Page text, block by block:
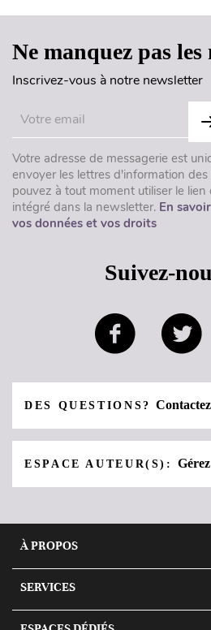
Ne manquez pas les
Inscrivez-vous à notre newsletter
Votre adresse de messagerie est
envoyer les lettres d'information des
pouvez à tout moment utiliser le
intégré dans la newsletter. En
vos données et vos droits
Suivez-
DES QUESTIONS?
ESPACE AUTEUR(S):
À PROPOS
SERVICES